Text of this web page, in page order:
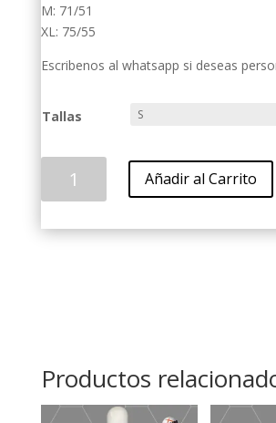
M: 71/51
XL: 75/55
Escribenos al whatsapp si deseas
Tallas
santos
2012
Añadir al Carrito
Productos